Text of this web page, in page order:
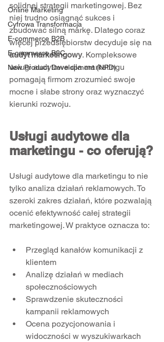
Online Marketing
Cyfrowa Transformacja
E-commerce B2B
E-commerce B2C
New Product Development (NPD)
solidnej strategii marketingowej. Bez
niej trudno osiągnąć sukces i
zbudować silną markę. Dlatego coraz
więcej przedsiębiorstw decyduje się na
audyt marketingowy. Kompleksowe
usługi audytowe dla marketingu
pomagają firmom zrozumieć swoje
mocne i słabe strony oraz wyznaczyć
kierunki rozwoju.
Usługi audytowe dla
marketingu - co oferują?
Usługi audytowe dla marketingu to nie
tylko analiza działań reklamowych. To
szeroki zakres działań, które pozwalają
ocenić efektywność całej strategii
marketingowej. W praktyce oznacza to:
Przegląd kanałów komunikacji z
klientem
Analizę działań w mediach
społecznościowych
Sprawdzenie skuteczności
kampanii reklamowych
Ocena pozycjonowania i
widoczności w wyszukiwarkach